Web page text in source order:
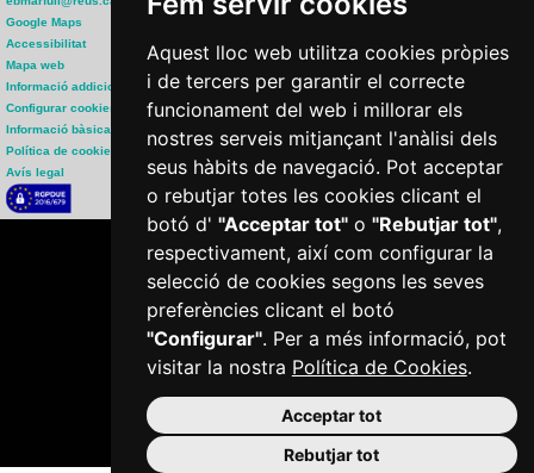
Aquest lloc web utilitza cookies pròpies
i de tercers per garantir el correcte
funcionament del web i millorar els
nostres serveis mitjançant l'anàlisi dels
seus hàbits de navegació. Pot acceptar
o rebutjar totes les cookies clicant el
botó d' "Acceptar tot"o "Rebutjar tot",
respectivament, així com configurar la
selecció de cookies segons les seves
preferències clicant el botó
"Configurar". Per a més informació, pot
visitar la nostra Política de Cookies.
Acceptar tot
Rebutjar tot
Google Maps
Accessibilitat
Mapa web
Informació addicional
Configurar cookies
Informació bàsica RGPD
Política de cookies
Avís legal
Plaça del Mercadal · 43201 Reus
977 010 010
ajuntament@reus.cat|reus.cat